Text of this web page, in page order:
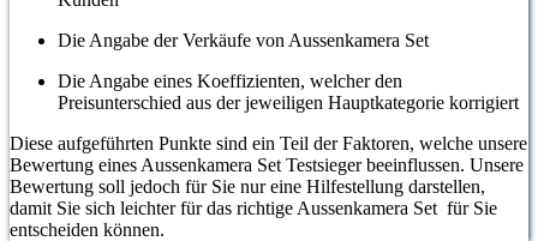
Die Angabe der Verkäufe von Aussenkamera Set
Die Angabe eines Koeffizienten, welcher den
Preisunterschied aus der jeweiligen Hauptkategorie korrigiert
Diese aufgeführten Punkte sind ein Teil der Faktoren, welche unsere
Bewertung eines Aussenkamera Set Testsieger beeinflussen. Unsere
Bewertung soll jedoch für Sie nur eine Hilfestellung darstellen,
damit Sie sich leichter für das richtige Aussenkamera Set für Sie
entscheiden können.